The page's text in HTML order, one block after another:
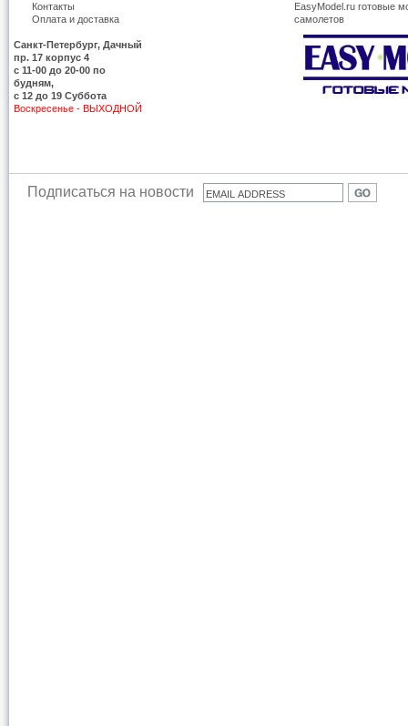
Контакты
Оплата и доставка
Санкт-Петербург, Дачный
пр. 17 корпус 4
c 11-00 до 20-00 по
будням,
с 12 до 19 Суббота
Воскресенье - ВЫХОДНОЙ
EasyModel.ru готовые
самолетов
Подписаться на новости